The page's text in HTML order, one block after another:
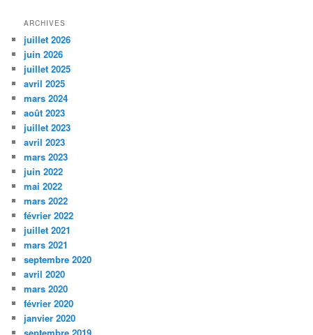
ARCHIVES
juillet 2026
juin 2026
juillet 2025
avril 2025
mars 2024
août 2023
juillet 2023
avril 2023
mars 2023
juin 2022
mai 2022
mars 2022
février 2022
juillet 2021
mars 2021
septembre 2020
avril 2020
mars 2020
février 2020
janvier 2020
septembre 2019